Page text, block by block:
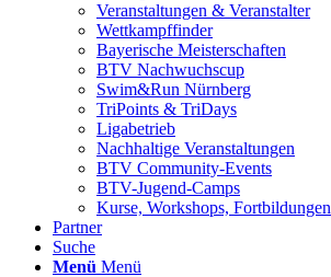
Veranstaltungen & Veranstalter
Wettkampffinder
Bayerische Meisterschaften
BTV Nachwuchscup
Swim&Run Nürnberg
TriPoints & TriDays
Ligabetrieb
Nachhaltige Veranstaltungen
BTV Community-Events
BTV-Jugend-Camps
Kurse, Workshops, Fortbildungen
Partner
Suche
Menü Menü